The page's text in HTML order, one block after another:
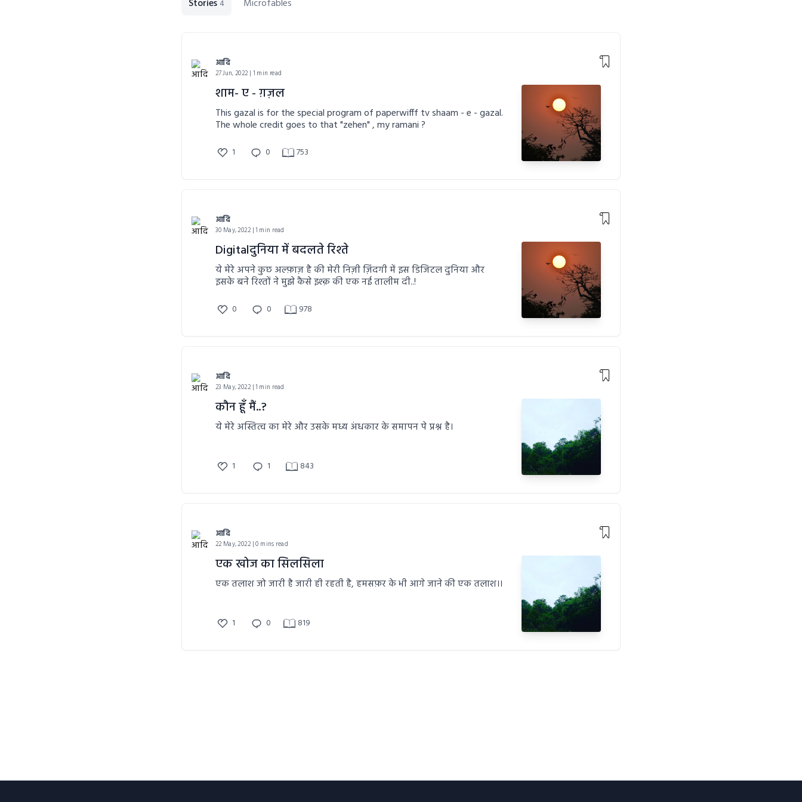
Stories 4 Microfables
आदि
27 Jun, 2022 | 1 min read
शाम- ए - ग़ज़ल
This gazal is for the special program of paperwifff tv shaam - e - gazal.
The whole credit goes to that "zehen" , my ramani ?
1 0 753
आदि
30 May, 2022 | 1 min read
Digitalदुनिया में बदलते रिश्ते
ये मेरे अपने कुछ अल्फ़ाज़ है की मेरी निज़ी ज़िंदगी में इस डिजिटल दुनिया और
इसके बने रिश्तों ने मुझे कैसे इश्क़ की एक नई तालीम दी..!
0 0 978
आदि
23 May, 2022 | 1 min read
कौन हूँ मैं..?
ये मेरे अस्तित्व का मेरे और उसके मध्य अंधकार के समापन पे प्रश्न है।
1 1 843
आदि
22 May, 2022 | 0 mins read
एक खोज का सिलसिला
एक तलाश जो जारी है जारी ही रहती है, हमसफ़र के भी आगे जाने की एक तलाश।।
1 0 819